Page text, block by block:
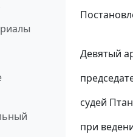
Девятый
судей
при